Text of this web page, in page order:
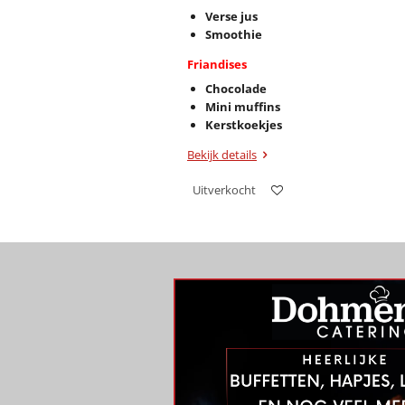
Verse jus
Smoothie
Friandises
Chocolade
Mini muffins
Kerstkoekjes
Bekijk details
Uitverkocht